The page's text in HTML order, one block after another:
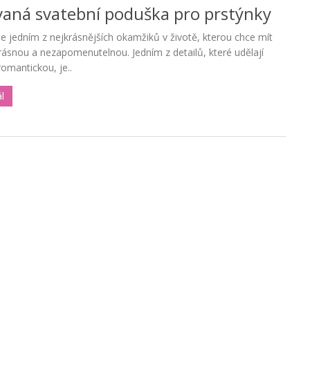
svatební poduška pro prstýnky
jedním z nejkrásnějších okamžiků v životě, kterou chce mít
a nezapomenutelnou. Jedním z detailů, které udělají
je..